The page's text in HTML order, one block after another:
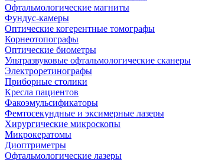
Офтальмологические магниты
Фундус-камеры
Оптические когерентные томографы
Корнеотопографы
Оптические биометры
Ультразвуковые офтальмологические сканеры
Электроретинографы
Приборные столики
Кресла пациентов
Факоэмульсификаторы
Фемтосекундные и эксимерные лазеры
Хирургические микроскопы
Микрокератомы
Диоптриметры
Офтальмологические лазеры